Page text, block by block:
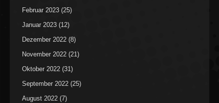
Februar 2023 (25)
Januar 2023 (12)
Dezember 2022 (8)
November 2022 (21)
Oktober 2022 (31)
September 2022 (25)
August 2022 (7)